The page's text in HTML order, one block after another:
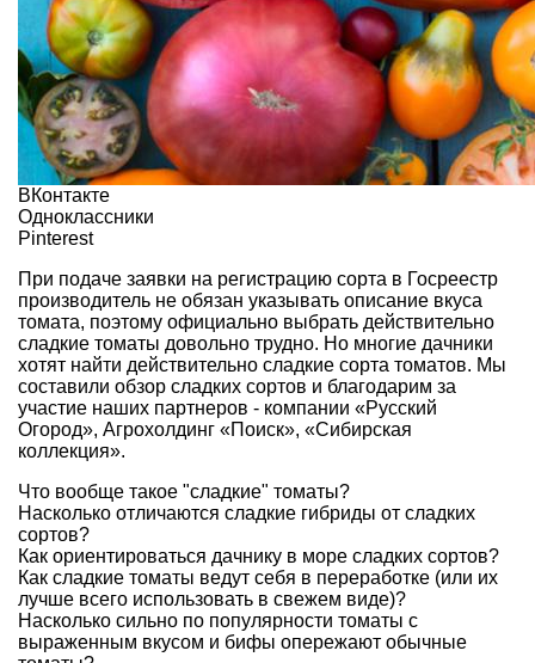
ВКонтакте
Одноклассники
Pinterest
При подаче заявки на регистрацию сорта в Госреестр
производитель не обязан указывать описание вкуса
томата, поэтому официально выбрать действительно
сладкие томаты довольно трудно. Но многие дачники
хотят найти действительно сладкие сорта томатов. Мы
составили обзор сладких сортов и благодарим за
участие наших партнеров - компании «Русский
Огород», Агрохолдинг «Поиск», «Сибирская
коллекция».
Что вообще такое "сладкие" томаты?
Насколько отличаются сладкие гибриды от сладких
сортов?
Как ориентироваться дачнику в море сладких сортов?
Как сладкие томаты ведут себя в переработке (или их
лучше всего использовать в свежем виде)?
Насколько сильно по популярности томаты с
выраженным вкусом и бифы опережают обычные